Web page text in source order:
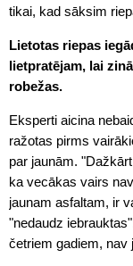
tikai, kad sāksim
Lietotas riepas
lietpratējam, lai
robežas.
Eksperti aicina
ražotas pirms
par jaunām.
ka vecākas vairs
jaunam asfaltam, ir
"nedaudz
četriem gadiem, nav